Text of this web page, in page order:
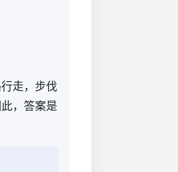
走，步伐
，答案是